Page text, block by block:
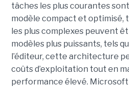
tâches les plus courantes
modèle compact et optimisé,
les plus complexes peuvent
modèles plus puissants, tels
l’éditeur, cette architecture
coûts d’exploitation tout en
performance élevé. Microsoft